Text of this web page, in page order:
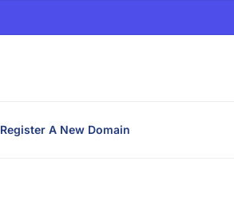
Register A New Domain